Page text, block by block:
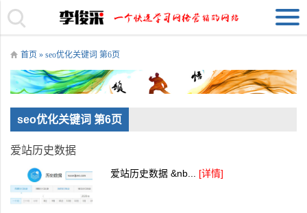
首页 » seo优化关键词 第6页
seo优化关键词 第6页
爱站历史数据
爱站历史数据 &nb... [详情]